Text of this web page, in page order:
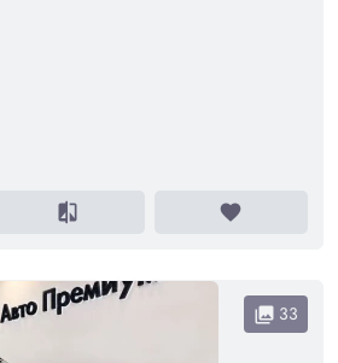
compare favorite
collections 33